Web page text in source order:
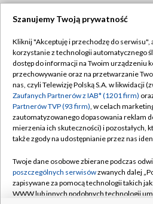
TVP
Abonament TVP
Emisja w TVP
Centrum informacji TVP
Naziemna Telewizja Cyfrowa
Rada Programowa
System NOS
Regulamin
Polityka
Moje
Pomoc
Szanujemy Twoją prywatność
Kliknij "Akceptuję i przechodzę do serwisu",
korzystanie z technologii automatycznego
dostęp do informacji na Twoim urządzeniu
przechowywanie oraz na przetwarzanie
nas, czyli Telewizję Polską S.A. w likwidacji
Zaufanych Partnerów z IAB* (1201 firm)
Partnerów TVP (93 firm), w celach
zautomatyzowanego dopasowania reklam
mierzenia ich skuteczności) i pozostałych,
także zgody na udostępnianie przez nas
Twoje dane osobowe zbierane podczas
poszczególnych serwisówzwanych dalej
zapisywane za pomocą technologii takich
WWW lub innych podobnych technologii